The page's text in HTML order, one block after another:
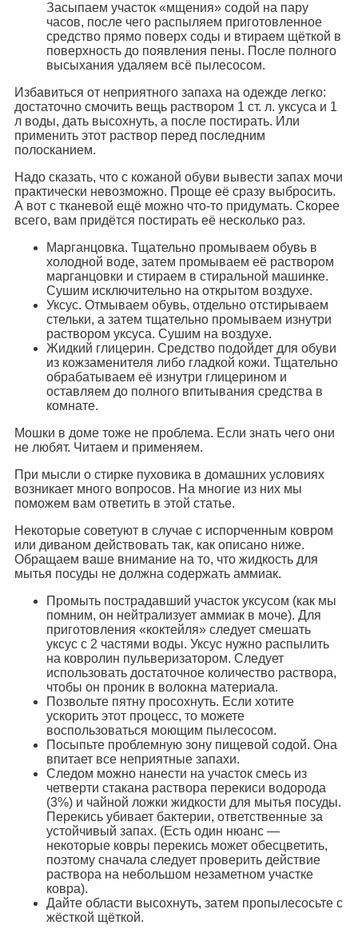
Засыпаем участок «мщения» содой на пару
часов, после чего распыляем приготовленное
средство прямо поверх соды и втираем щёткой в
поверхность до появления пены. После полного
высыхания удаляем всё пылесосом.
Избавиться от неприятного запаха на одежде легко:
достаточно смочить вещь раствором 1 ст. л. уксуса и 1
л воды, дать высохнуть, а после постирать. Или
применить этот раствор перед последним
полосканием.
Надо сказать, что с кожаной обуви вывести запах мочи
практически невозможно. Проще её сразу выбросить.
А вот с тканевой ещё можно что-то придумать. Скорее
всего, вам придётся постирать её несколько раз.
Марганцовка. Тщательно промываем обувь в
холодной воде, затем промываем её раствором
марганцовки и стираем в стиральной машинке.
Сушим исключительно на открытом воздухе.
Уксус. Отмываем обувь, отдельно отстирываем
стельки, а затем тщательно промываем изнутри
раствором уксуса. Сушим на воздухе.
Жидкий глицерин. Средство подойдет для обуви
из кожзаменителя либо гладкой кожи. Тщательно
обрабатываем её изнутри глицерином и
оставляем до полного впитывания средства в
комнате.
Мошки в доме тоже не проблема. Если знать чего они
не любят. Читаем и применяем.
При мысли о стирке пуховика в домашних условиях
возникает много вопросов. На многие из них мы
поможем вам ответить в этой статье.
Некоторые советуют в случае с испорченным ковром
или диваном действовать так, как описано ниже.
Обращаем ваше внимание на то, что жидкость для
мытья посуды не должна содержать аммиак.
Промыть пострадавший участок уксусом (как мы
помним, он нейтрализует аммиак в моче). Для
приготовления «коктейля» следует смешать
уксус с 2 частями воды. Уксус нужно распылить
на ковролин пульверизатором. Следует
использовать достаточное количество раствора,
чтобы он проник в волокна материала.
Позвольте пятну просохнуть. Если хотите
ускорить этот процесс, то можете
воспользоваться моющим пылесосом.
Посыпьте проблемную зону пищевой содой. Она
впитает все неприятные запахи.
Следом можно нанести на участок смесь из
четверти стакана раствора перекиси водорода
(3%) и чайной ложки жидкости для мытья посуды.
Перекись убивает бактерии, ответственные за
устойчивый запах. (Есть один нюанс —
некоторые ковры перекись может обесцветить,
поэтому сначала следует проверить действие
раствора на небольшом незаметном участке
ковра).
Дайте области высохнуть, затем пропылесосьте с
жёсткой щёткой.